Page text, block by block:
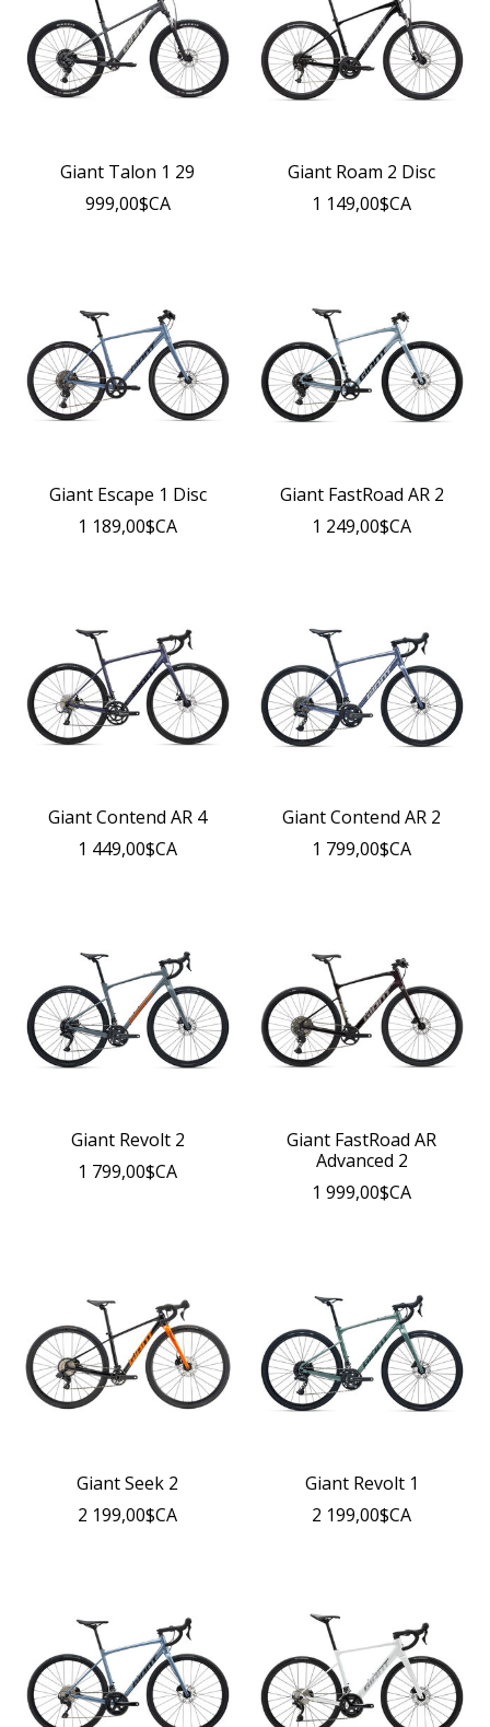
Giant Talon 1 29
999,00$CA
Giant Roam 2 Disc
1 149,00$CA
Giant Escape 1 Disc
1 189,00$CA
Giant FastRoad AR 2
1 249,00$CA
Giant Contend AR 4
1 449,00$CA
Giant Contend AR 2
1 799,00$CA
Giant Revolt 2
1 799,00$CA
Giant FastRoad AR
Advanced 2
1 999,00$CA
Giant Seek 2
2 199,00$CA
Giant Revolt 1
2 199,00$CA